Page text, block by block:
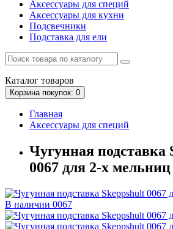
Аксессуары для специй
Аксессуары для кухни
Подсвечники
Подставка для ели
Каталог товаров
Корзинапокупок: 0
Главная
Аксессуары для специй
Чугунная подставка
0067 для 2-х мельниц
В наличии 0067